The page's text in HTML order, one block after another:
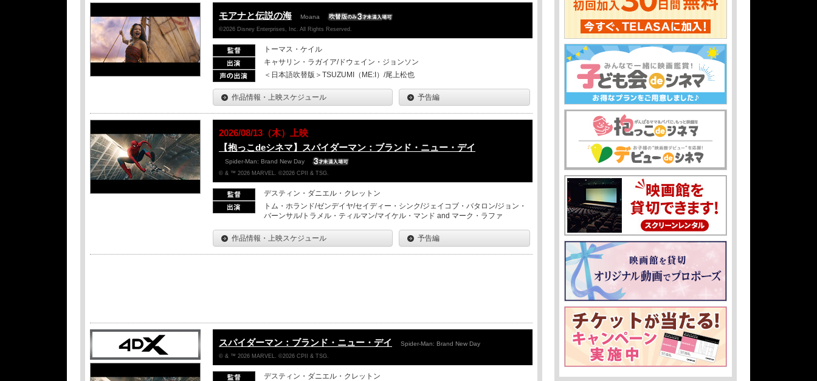
モアナと伝説の海 Moana
©2026 Disney Enterprises, Inc. All Rights Reserved.
トーマス・ケイル
キャサリン・ラガイア/ドウェイン・ジョンソン
＜日本語吹替版＞TSUZUMI（ME:I）/尾上松也
作品情報・上映スケジュール 予告編
2026/08/13（木）上映
【抱っこdeシネマ】スパイダーマン：ブランド・ニュー・デイ
Spider-Man: Brand New Day
© & ™ 2026 MARVEL. ©2026 CPII & TSG.
デスティン・ダニエル・クレットン
トム・ホランド/ゼンデイヤ/セイディー・シンク/ジェイコブ・バタロン/ジョン・
バーンサル/トラメル・ティルマン/マイケル・マンド and マーク・ラファ
作品情報・上映スケジュール 予告編
スパイダーマン：ブランド・ニュー・デイ Spider-Man: Brand New Day
© & ™ 2026 MARVEL. ©2026 CPII & TSG.
デスティン・ダニエル・クレットン